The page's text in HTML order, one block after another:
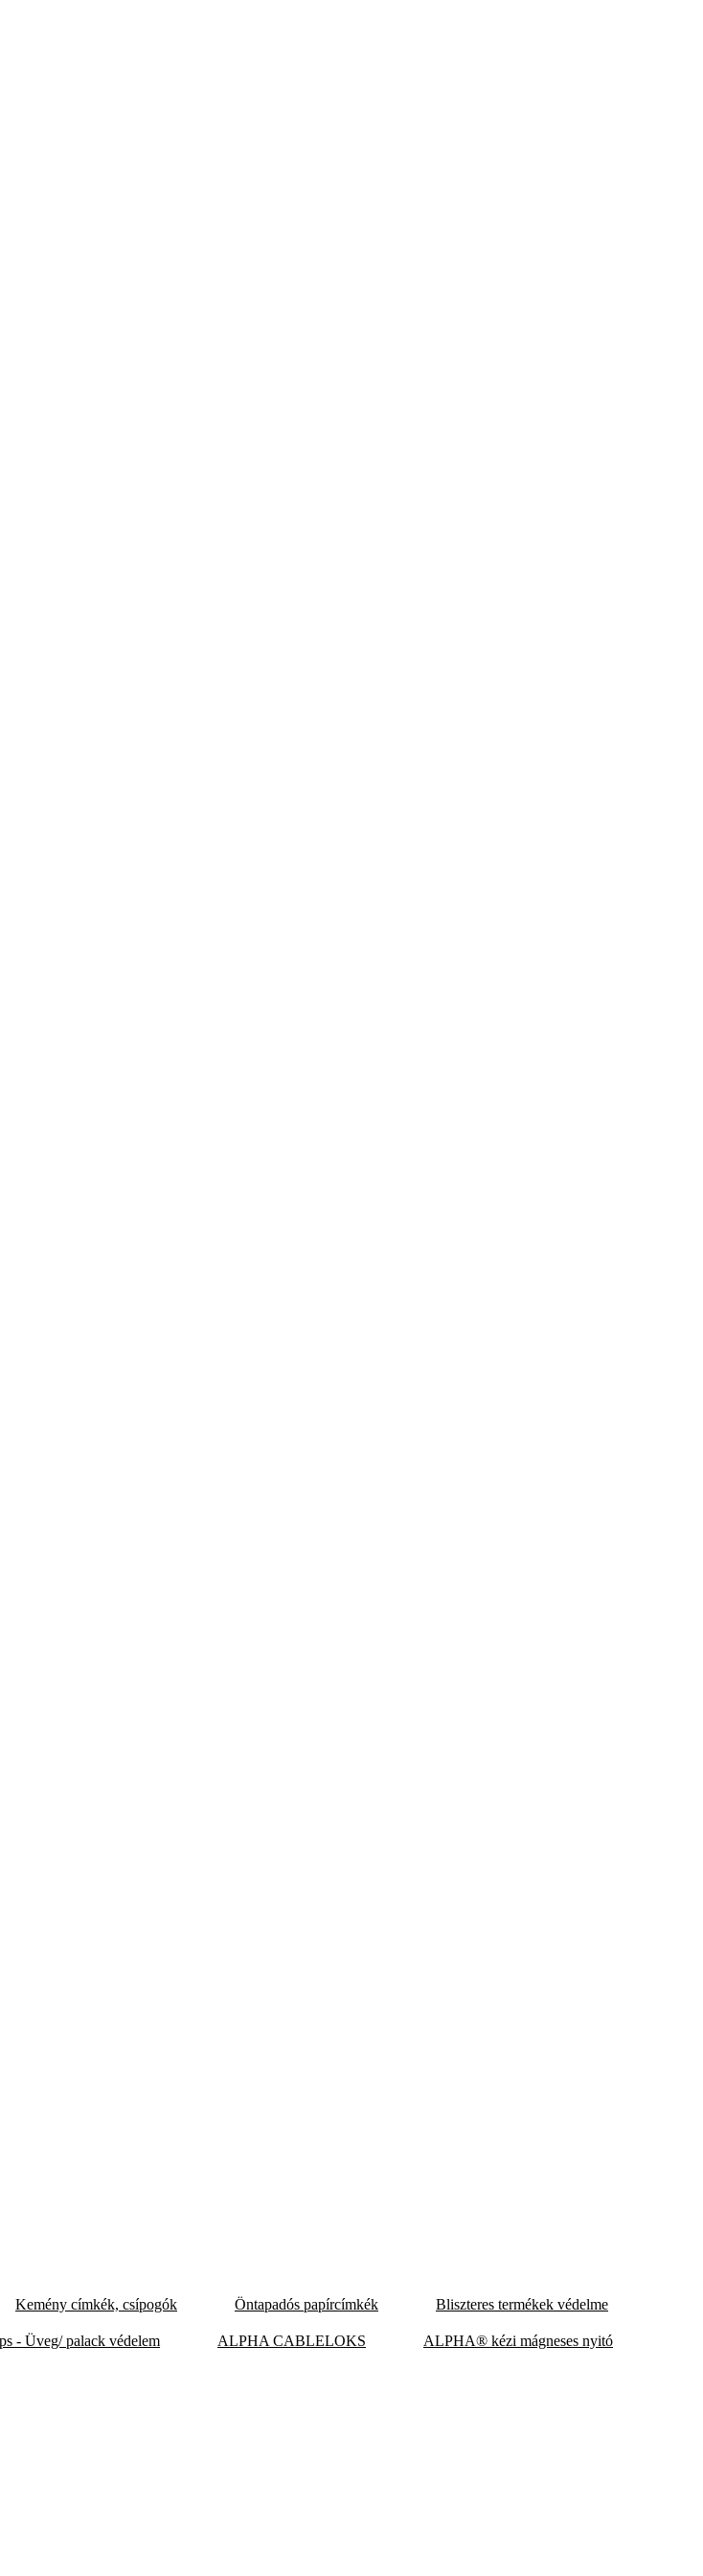
Kemény címkék, csípogók Öntapadós papírcímkék Bliszteres termékek védelme
- Üveg/ palack védelem ALPHA CABLELOKS ALPHA® kézi mágneses nyitó